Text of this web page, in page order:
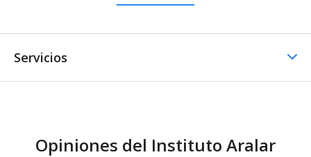
Servicios
Comedor - Catering
Opiniones del Instituto Aralar